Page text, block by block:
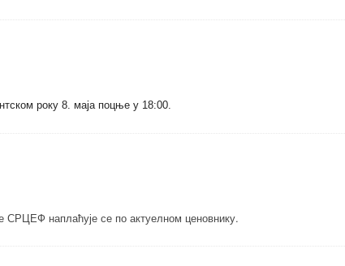
року 8. маја поцње у 18:00.
наплаћује се по актуелном ценовнику.